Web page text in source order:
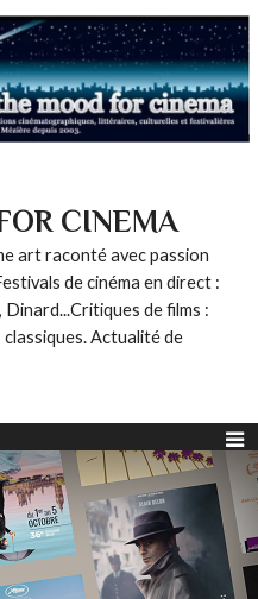
CINEMA
art raconté avec passion
de cinéma en direct :
Dinard...Critiques de films :
Actualité de